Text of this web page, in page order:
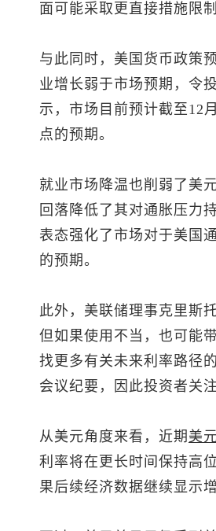
面可能采取更直接措施限
与此同时，美国货币政策
业增长弱于市场预期，令
示，市场目前预计截至12
点的预期。
就业市场降温也削弱了美
回落降低了其对通胀压力
表态强化了市场对于美国
的预期。
此外，美联储理事克里斯
但如果使用不当，也可能
找更多有关未来利率路径
会议纪要，因此投资者关
从美元角度来看，近期 美
利率将在更长时间保持高
果后续经济数据继续显示